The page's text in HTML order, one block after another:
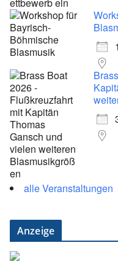
alle Veranstaltungen
Anzeige